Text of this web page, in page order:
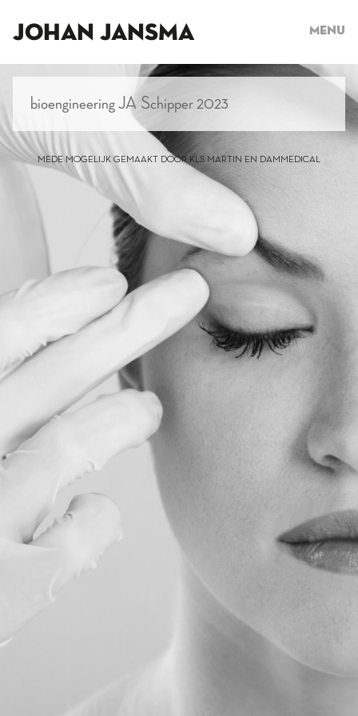
JOHAN JANSMA Menu
bioengineering JA Schipper 2023
MEDE MOGELIJK GEMAAKT DOOR KLS MARTIN EN DAMMEDICAL